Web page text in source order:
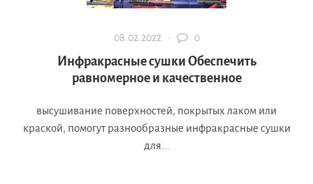
08.02.2022 · 0
Инфракрасные сушки Обеспечить
равномерное и качественное
высушивание поверхностей, покрытых лаком или
краской, помогут разнообразные инфракрасные сушки
для...